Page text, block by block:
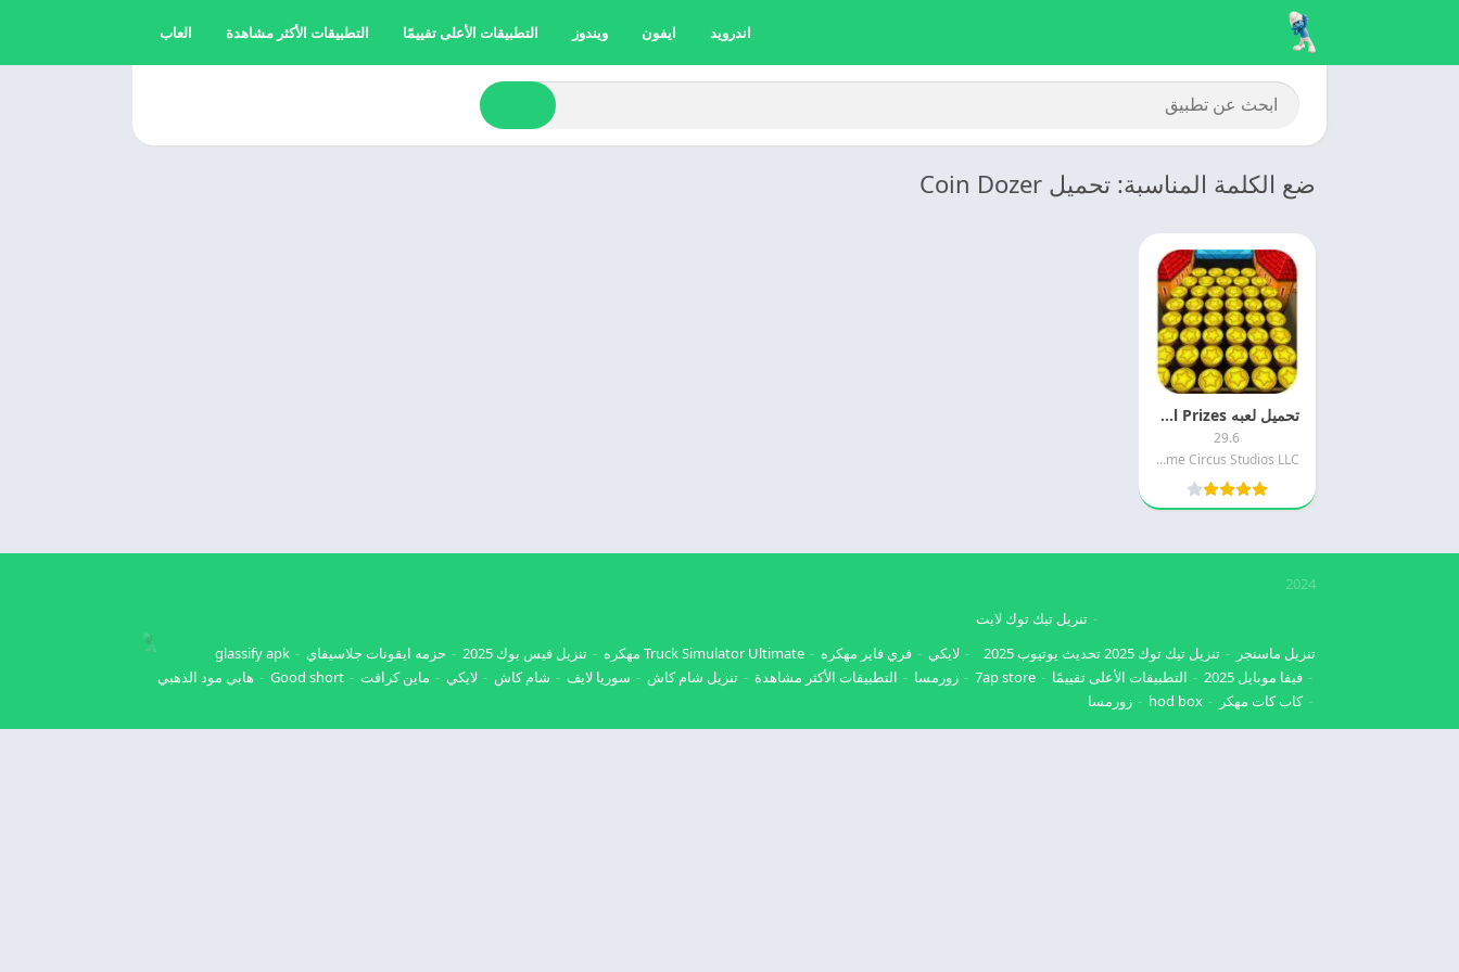
اندرويد ايفون ويندوز التطبيقات الأعلى تقييمًا التطبيقات الأكثر مشاهدة العاب
ضع الكلمة المناسبة: تحميل Coin Dozer
تحميل لعبه Coin Dozer – Canvial Prizes مهكره مجانا
29.6
Game Circus Studios LLC
2024
تنزيل ماسنجر تنزيل تيك توك 2025
تنزيل تيك توك لايت
تحديث يوتيوب 2025
لايكي فري فاير مهكره Truck Simulator Ultimate مهكره تنزيل فيس بوك 2025 حزمه ايقونات جلاسيفاي
glassify apk
فيفا موبايل 2025
التطبيقات الأعلى تقييمًا 7ap store زورمسا التطبيقات الأكثر مشاهدة تنزيل شام كاش سوريا لايف شام كاش لايكي ماين كرافت Good short
هابي مود الذهبي
كاب كات مهكر
hod box زورمسا